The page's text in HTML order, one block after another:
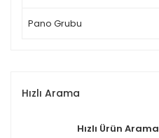
Pano Grubu
Hızlı Arama
Hızlı Ürün Arama